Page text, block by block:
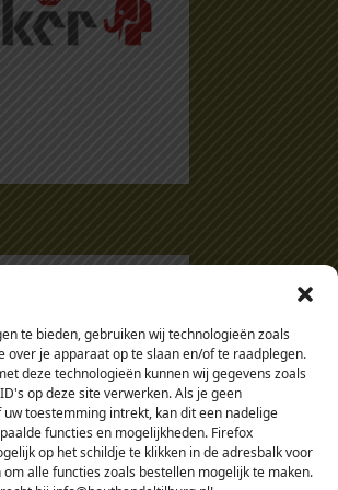
te bieden, gebruiken wij technologieën zoals
over je apparaat op te slaan en/of te raadplegen.
deze technologieën kunnen wij gegevens zoals
op deze site verwerken. Als je geen
toestemming intrekt, kan dit een nadelige
functies en mogelijkheden. Firefox
op het schildje te klikken in de adresbalk voor
alle functies zoals bestellen mogelijk te maken.